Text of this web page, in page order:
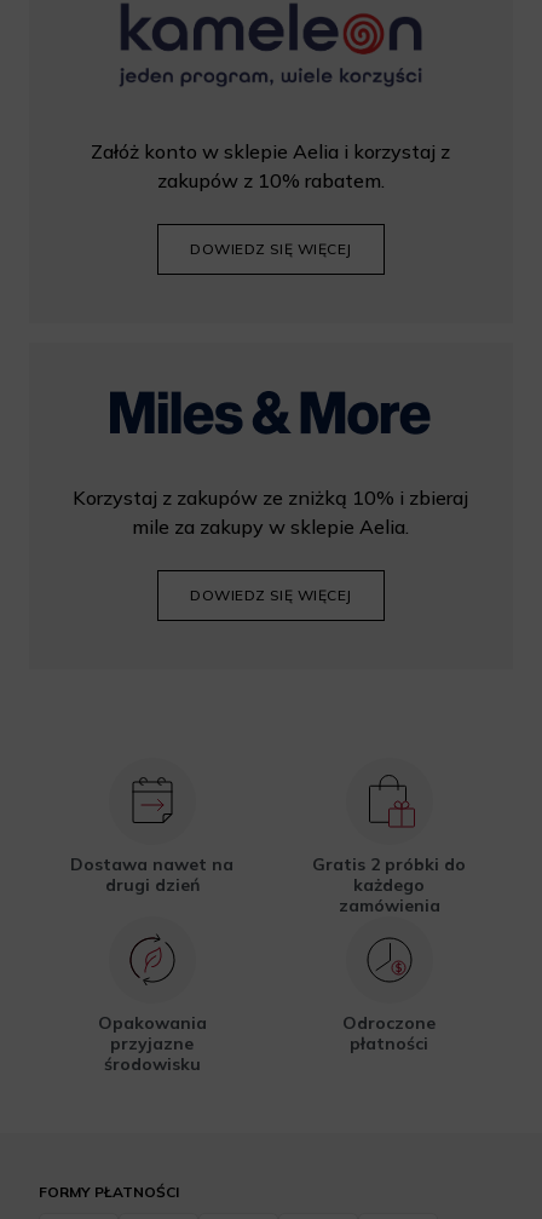
Załóż konto w sklepie Aelia i korzystaj z
zakupów z 10% rabatem.
DOWIEDZ SIĘ WIĘCEJ
Korzystaj z zakupów ze zniżką 10% i zbieraj
mile za zakupy w sklepie Aelia.
DOWIEDZ SIĘ WIĘCEJ
Dostawa nawet na
drugi dzień
Gratis 2 próbki do
każdego
zamówienia
Opakowania
przyjazne
środowisku
Odroczone
płatności
FORMY PŁATNOŚCI